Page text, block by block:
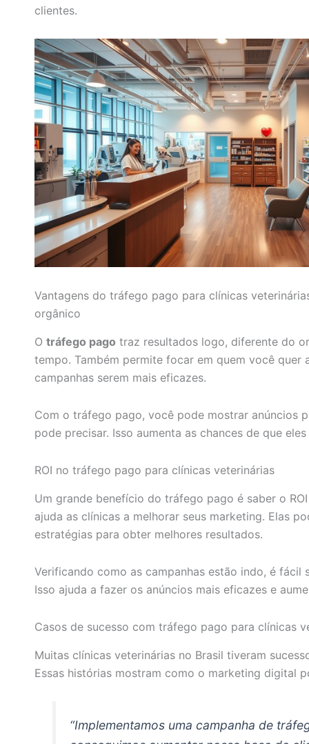
clientes.
Vantagens do tráfego pago para clínicas
orgânico
O tráfego pago traz resultados logo, diferente do
tempo. Também permite focar em quem você quer
campanhas serem mais eficazes.
Com o tráfego pago, você pode mostrar anúncios
pode precisar. Isso aumenta as chances de que
ROI no tráfego pago para clínicas veterinárias
Um grande benefício do tráfego pago é saber o
ajuda as clínicas a melhorar seus marketing. Elas
estratégias para obter melhores resultados.
Verificando como as campanhas estão indo, é fácil
Isso ajuda a fazer os anúncios mais eficazes e
Casos de sucesso com tráfego pago para clínicas
Muitas clínicas veterinárias no Brasil tiveram
Essas histórias mostram como o marketing digital
“Implementamos uma campanha de